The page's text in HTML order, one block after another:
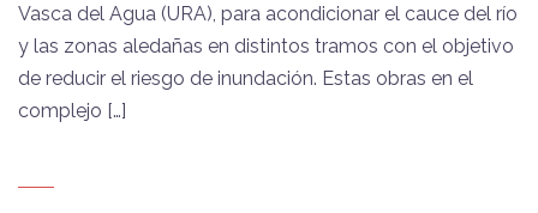
Vasca del Agua (URA), para acondicionar el cauce del río
y las zonas aledañas en distintos tramos con el objetivo
de reducir el riesgo de inundación. Estas obras en el
complejo […]